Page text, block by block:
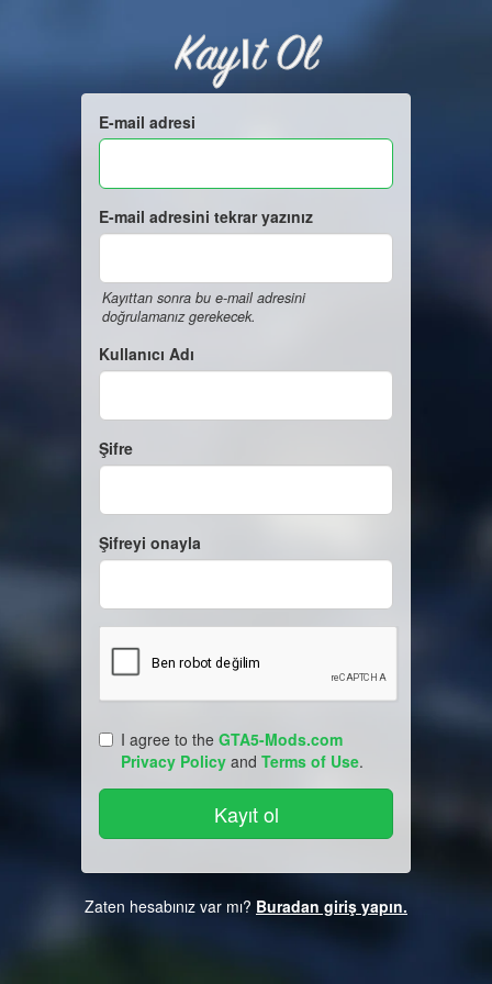
Kayıt Ol
E-mail adresi
E-mail adresini tekrar yazınız
Kayıttan sonra bu e-mail adresini
doğrulamanız gerekecek.
Kullanıcı Adı
Şifre
Şifreyi onayla
I agree to the GTA5-Mods.com
Privacy Policy and Terms of Use.
Zaten hesabınız var mı? Buradan giriş yapın.